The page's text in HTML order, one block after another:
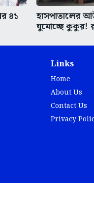
৪১ হাসপাতালের
ঘুমোচ্ছে কুকুর!
Links
Home
About Us
Contact Us
Privacy